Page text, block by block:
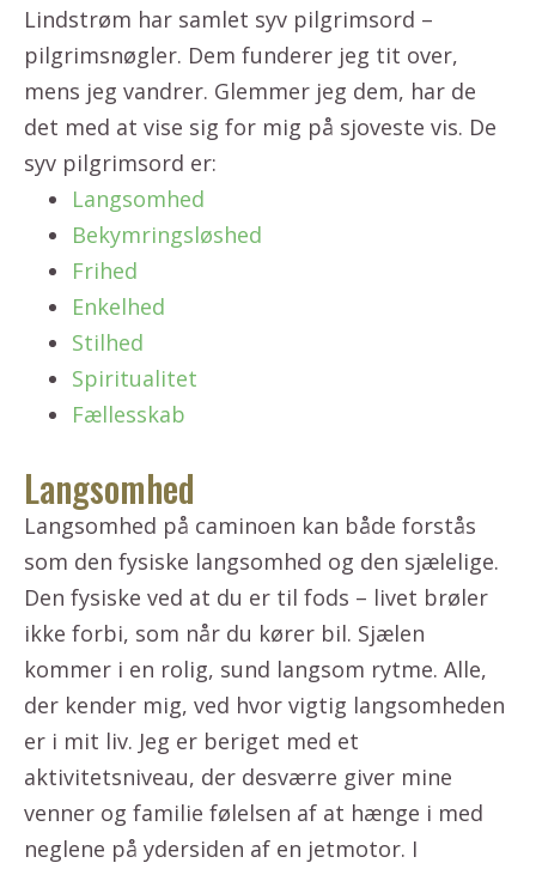
Lindstrøm har samlet syv pilgrimsord –
pilgrimsnøgler. Dem funderer jeg tit over,
mens jeg vandrer. Glemmer jeg dem, har de
det med at vise sig for mig på sjoveste vis. De
syv pilgrimsord er:
Langsomhed
Bekymringsløshed
Frihed
Enkelhed
Stilhed
Spiritualitet
Fællesskab
Langsomhed
Langsomhed på caminoen kan både forstås
som den fysiske langsomhed og den sjælelige.
Den fysiske ved at du er til fods – livet brøler
ikke forbi, som når du kører bil. Sjælen
kommer i en rolig, sund langsom rytme. Alle,
der kender mig, ved hvor vigtig langsomheden
er i mit liv. Jeg er beriget med et
aktivitetsniveau, der desværre giver mine
venner og familie følelsen af at hænge i med
neglene på ydersiden af en jetmotor. I